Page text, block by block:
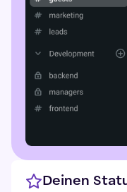
Deinen